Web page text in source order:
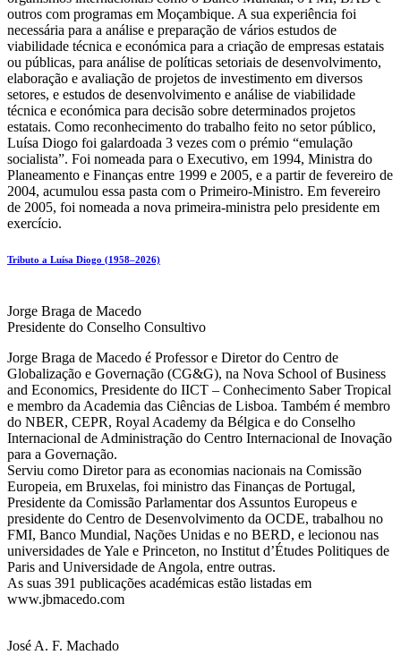
outros com programas em Moçambique. A sua experiência foi
necessária para a análise e preparação de vários estudos de
viabilidade técnica e económica para a criação de empresas estatais
ou públicas, para análise de políticas setoriais de desenvolvimento,
elaboração e avaliação de projetos de investimento em diversos
setores, e estudos de desenvolvimento e análise de viabilidade
técnica e económica para decisão sobre determinados projetos
estatais. Como reconhecimento do trabalho feito no setor público,
Luísa Diogo foi galardoada 3 vezes com o prémio “emulação
socialista”. Foi nomeada para o Executivo, em 1994, Ministra do
Planeamento e Finanças entre 1999 e 2005, e a partir de fevereiro de
2004, acumulou essa pasta com o Primeiro-Ministro. Em fevereiro
de 2005, foi nomeada a nova primeira-ministra pelo presidente em
exercício.
Tributo a Luísa Diogo (1958–2026)
Jorge Braga de Macedo
Presidente do Conselho Consultivo
Jorge Braga de Macedo é Professor e Diretor do Centro de
Globalização e Governação (CG&G), na Nova School of Business
and Economics, Presidente do IICT – Conhecimento Saber Tropical
e membro da Academia das Ciências de Lisboa. Também é membro
do NBER, CEPR, Royal Academy da Bélgica e do Conselho
Internacional de Administração do Centro Internacional de Inovação
para a Governação.
Serviu como Diretor para as economias nacionais na Comissão
Europeia, em Bruxelas, foi ministro das Finanças de Portugal,
Presidente da Comissão Parlamentar dos Assuntos Europeus e
presidente do Centro de Desenvolvimento da OCDE, trabalhou no
FMI, Banco Mundial, Nações Unidas e no BERD, e lecionou nas
universidades de Yale e Princeton, no Institut d’Études Politiques de
Paris and Universidade de Angola, entre outras.
As suas 391 publicações académicas estão listadas em
www.jbmacedo.com
José A. F. Machado